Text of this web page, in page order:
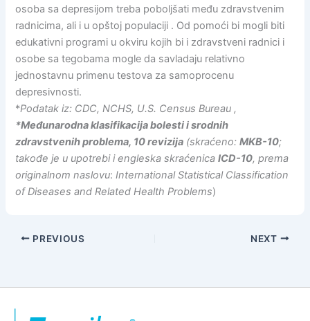
osoba sa depresijom treba poboljšati među zdravstvenim
radnicima, ali i u opštoj populaciji . Od pomoći bi mogli biti
edukativni programi u okviru kojih bi i zdravstveni radnici i
osobe sa tegobama mogle da savladaju relativno
jednostavnu primenu testova za samoprocenu
depresivnosti.
*Podatak iz: CDC, NCHS, U.S. Census Bureau ,
*Međunarodna klasifikacija bolesti i srodnih
zdravstvenih problema, 10 revizija (skraćeno:MKB-10;
takođe je u upotrebi i engleska skraćenicaICD-10, prema
originalnom naslovu:International Statistical Classification
of Diseases and Related Health Problems)
PREVIOUS NEXT